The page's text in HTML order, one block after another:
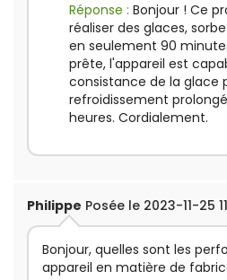
Réponse : Bonjour ! Ce
réaliser des glaces,
en seulement 90
prête, l'appareil est
consistance de la glace
refroidissement
heures. Cordialement.
Philippe Posée le 2023-11-25
Bonjour, quelles sont les
appareil en matière de